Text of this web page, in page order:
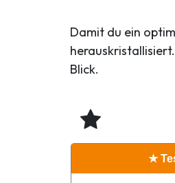
Damit du ein
Blick.
★